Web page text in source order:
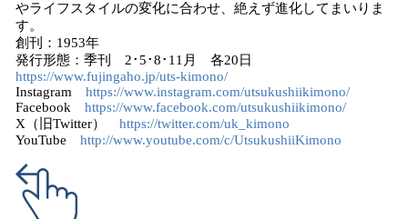
やライフスタイルの変化に合わせ、絶えず進化してまいりま
す。
創刊：1953年
発行形態：季刊 2･5･8･11月 各20日
https://www.fujingaho.jp/uts-kimono/
Instagram https://www.instagram.com/utsukushiikimono/
Facebook https://www.facebook.com/utsukushiikimono/
X（旧Twitter） https://twitter.com/uk_kimono
YouTube http://www.youtube.com/c/UtsukushiiKimono